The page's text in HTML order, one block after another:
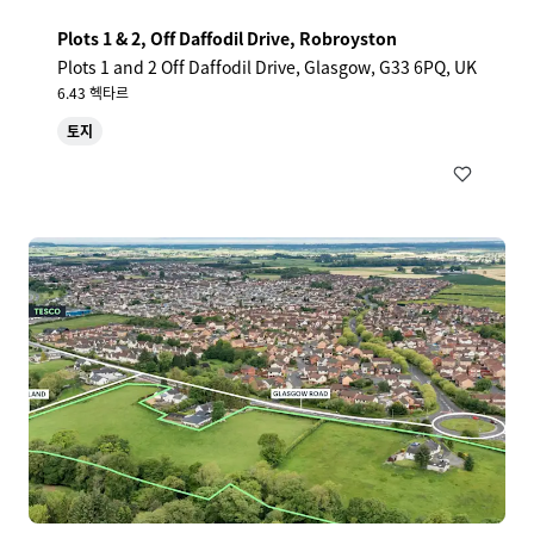
Plots 1 & 2, Off Daffodil Drive, Robroyston
Plots 1 and 2 Off Daffodil Drive, Glasgow, G33 6PQ, UK
6.43 헥타르
토지